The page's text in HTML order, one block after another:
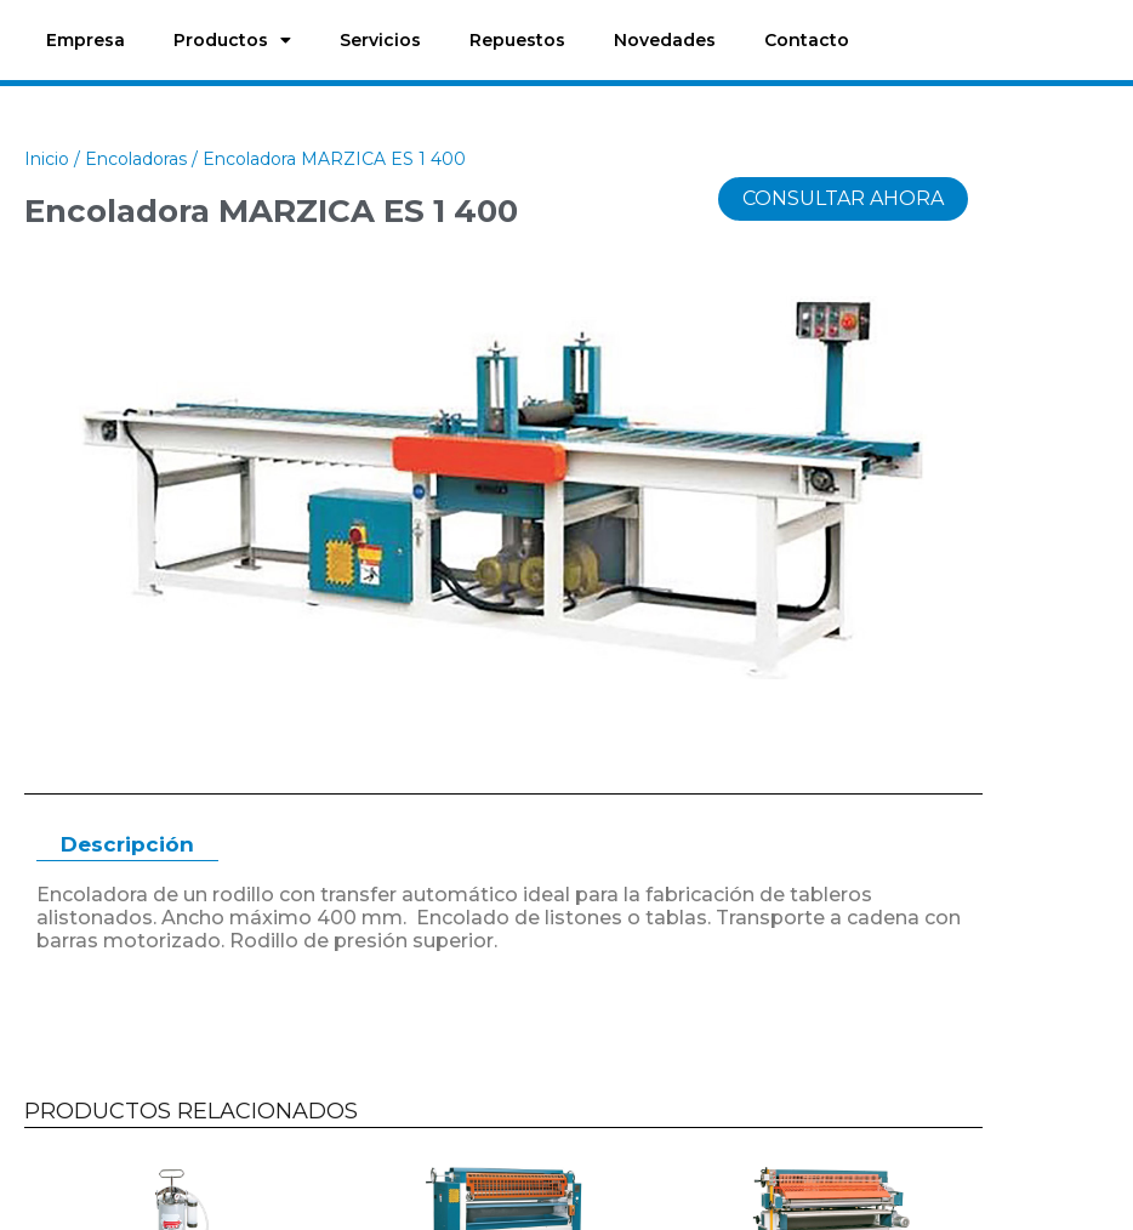
Empresa Productos Servicios Repuestos Novedades Contacto
Inicio / Encoladoras / Encoladora MARZICA ES 1 400
Encoladora MARZICA ES 1 400 CONSULTAR AHORA
Descripción
Encoladora de un rodillo con transfer automático ideal para la fabricación de tableros
alistonados. Ancho máximo 400 mm. Encolado de listones o tablas. Transporte a cadena con
barras motorizado. Rodillo de presión superior.
PRODUCTOS RELACIONADOS